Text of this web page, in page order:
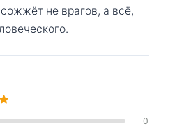
не врагов, а всё,
0